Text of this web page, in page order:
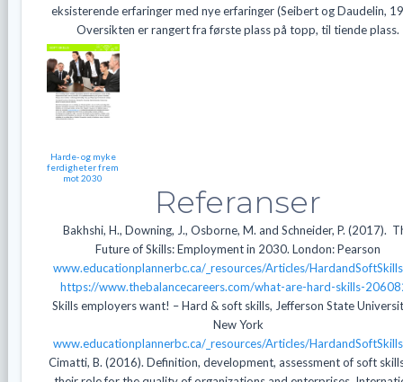
eksisterende erfaringer med nye erfaringer (Seibert og Daudelin,
Oversikten er rangert fra første plass på topp, til tiende plass.
Harde- og myke
ferdigheter frem
mot 2030
Referanser
Bakhshi, H., Downing, J., Osborne, M. and Schneider, P. (2017).
Future of Skills: Employment in 2030. London: Pearson
www.educationplannerbc.ca/_resources/Articles/
https://www.thebalancecareers.com/what-are-hard-skills-
Skills employers want! – Hard & soft skills, Jefferson State
New York
www.educationplannerbc.ca/_resources/Articles/
Cimatti, B. (2016). Definition, development, assessment of soft